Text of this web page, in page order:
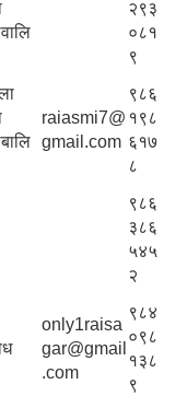
२९३
०८१
९
raiasmi7@
gmail.com
९८६
१९८
६१७
८
९८६
३८६
५४५
२
only1raisa
gar@gmail
.com
९८४
०९८
१३८
९